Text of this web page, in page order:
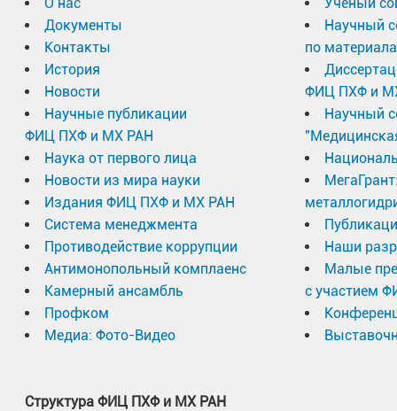
Документы
Контакты
История
Новости
Научные публикации
ФИЦ ПХФ и МХ РАН
Наука от первого лица
Новости из мира науки
Издания ФИЦ ПХФ и МХ РАН
Система менеджмента
Противодействие коррупции
Антимонопольный комплаенс
Камерный ансамбль
Профком
Медиа: Фото-Видео
Структура ФИЦ ПХФ и МХ РАН
Научный
по
ФИЦ ПХФ и
Научный
Наши
Малые
с участием